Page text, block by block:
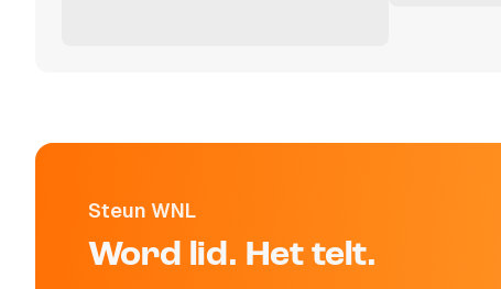
Steun WNL
Word lid. Het telt.